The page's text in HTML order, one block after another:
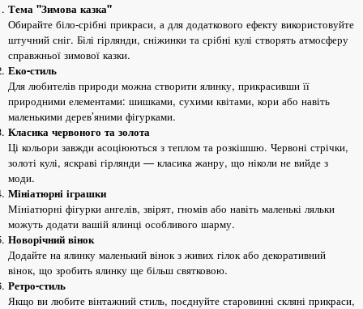
Тема "Зимова казка"
Обирайте біло-срібні прикраси, а для додаткового ефекту використовуйте
штучний сніг. Білі гірлянди, сніжинки та срібні кулі створять атмосферу
справжньої зимової казки.
Еко-стиль
Для любителів природи можна створити ялинку, прикрасивши її
природними елементами: шишками, сухими квітами, кори або навіть
маленькими дерев’яними фігурками.
Класика червоного та золота
Ці кольори завжди асоціюються з теплом та розкішшю. Червоні стрічки,
золоті кулі, яскраві гірлянди — класика жанру, що ніколи не вийде з
моди.
Мініатюрні іграшки
Мініатюрні фігурки ангелів, звірят, гномів або навіть маленькі ляльки
можуть додати вашій ялинці особливого шарму.
Новорічний вінок
Додайте на ялинку маленький вінок з живих гілок або декоративний
вінок, що зробить ялинку ще більш святковою.
Ретро-стиль
Якщо ви любите вінтажний стиль, поєднуйте старовинні скляні прикраси,